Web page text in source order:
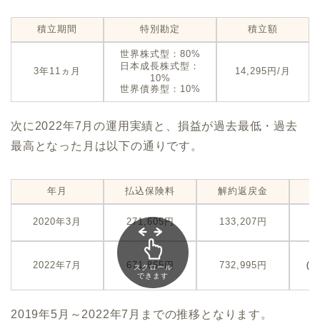
積立期間 特別勘定 積立額
3年11ヵ月
世界株式型：80%
日本成長株式型：
10%
世界債券型：10%
14,295円/月
次に2022年7月の運用実績と、損益が過去最低・過去
最高となった月は以下の通りです。
年月 払込保険料 解約返戻金
2020年3月 271,605円 133,207円
2022年7月 671,865円 732,995円
（
スクロール
できます
2019年5月～2022年7月までの推移となります。